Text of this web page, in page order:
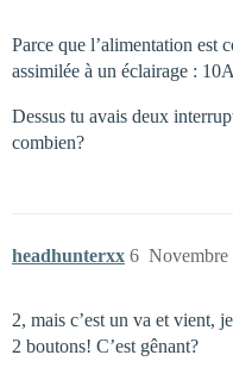
Parce que l’alimentation est
assimilée à un éclairage :
Dessus tu avais deux
combien?
headhunterxx Novembre
6
2, mais c’est un va et vient,
2 boutons! C’est gênant?